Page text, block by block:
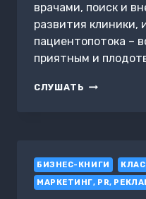
врачами, поиск и
развития клиники,
пациентопотока –
приятным и
СЛУШАТЬ
ДЛЯ
БИЗНЕС-КНИГИ
МАРКЕТИНГ, PR,